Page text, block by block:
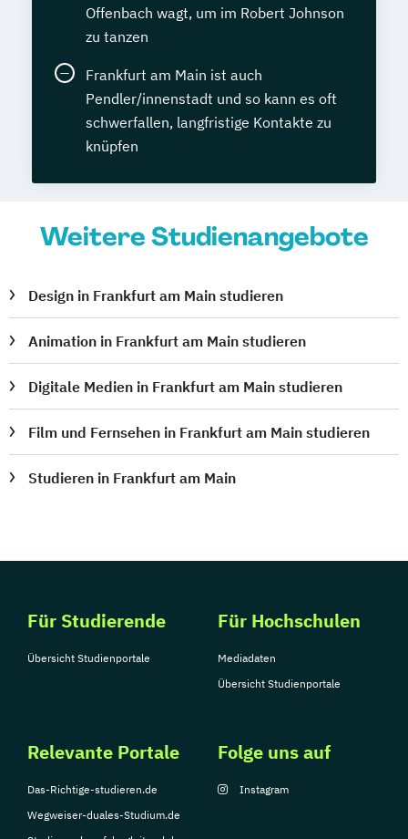
Offenbach wagt, um im Robert Johnson
zu tanzen
Frankfurt am Main ist auch
Pendler/innenstadt und so kann es oft
schwerfallen, langfristige Kontakte zu
knüpfen
Weitere Studienangebote
Design in Frankfurt am Main studieren
Animation in Frankfurt am Main studieren
Digitale Medien in Frankfurt am Main studieren
Film und Fernsehen in Frankfurt am Main studieren
Studieren in Frankfurt am Main
Für Studierende
Übersicht Studienportale
Für Hochschulen
Mediadaten
Übersicht Studienportale
Relevante Portale
Das-Richtige-studieren.de
Wegweiser-duales-Studium.de
Folge uns auf
Instagram